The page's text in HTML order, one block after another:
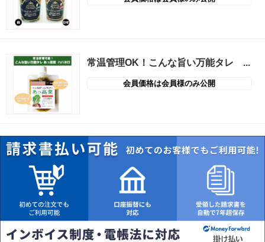
常温管理OK！こんな旨い万能タレ ...
会員価格は会員様のみ公開